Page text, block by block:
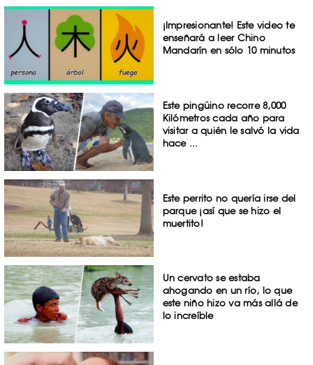
¡Impresionante! Este video te
enseñará a leer Chino
Mandarín en sólo 10 minutos
Este pingüino recorre 8,000
Kilómetros cada año para
visitar a quién le salvó la vida
hace ...
Este perrito no quería irse del
parque ¡así que se hizo el
muertito!
Un cervato se estaba
ahogando en un río, lo que
este niño hizo va más allá de
lo increíble